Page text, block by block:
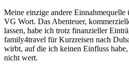
Meine einzige andere
VG Wort. Das Abenteuer,
lassen, habe ich trotz finanzieller
family4travel für Kurzreisen nach
wirbt, auf die ich keinen Einfluss
nicht wert.